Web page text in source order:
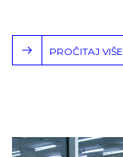
PROČITAJ VIŠE